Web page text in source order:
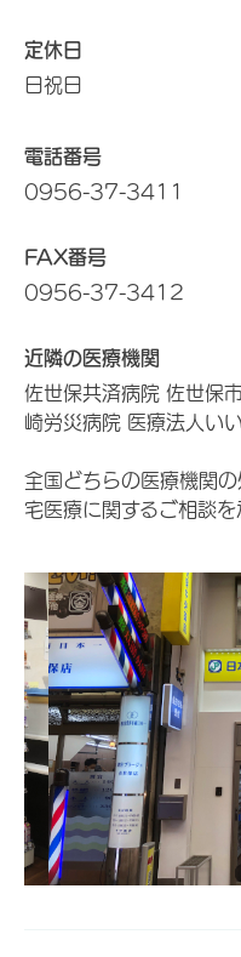
定休日
日祝日
電話番号
0956-37-3411
FAX番号
0956-37-3412
近隣の医療機関
佐世保共済病院 佐世保
崎労災病院 医療法人い
全国どちらの医療機関
宅医療に関するご相談を